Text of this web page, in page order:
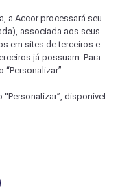
a Accor processará seu
associada aos seus
em sites de terceiros e
já possuam. Para
disponível